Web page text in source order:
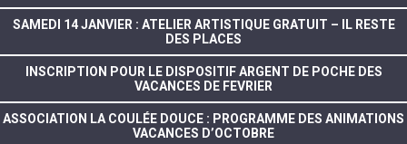
SAMEDI 14 JANVIER : ATELIER ARTISTIQUE GRATUIT – IL RESTE
DES PLACES
INSCRIPTION POUR LE DISPOSITIF ARGENT DE POCHE DES
VACANCES DE FEVRIER
ASSOCIATION LA COULÉE DOUCE : PROGRAMME DES ANIMATIONS
VACANCES D’OCTOBRE